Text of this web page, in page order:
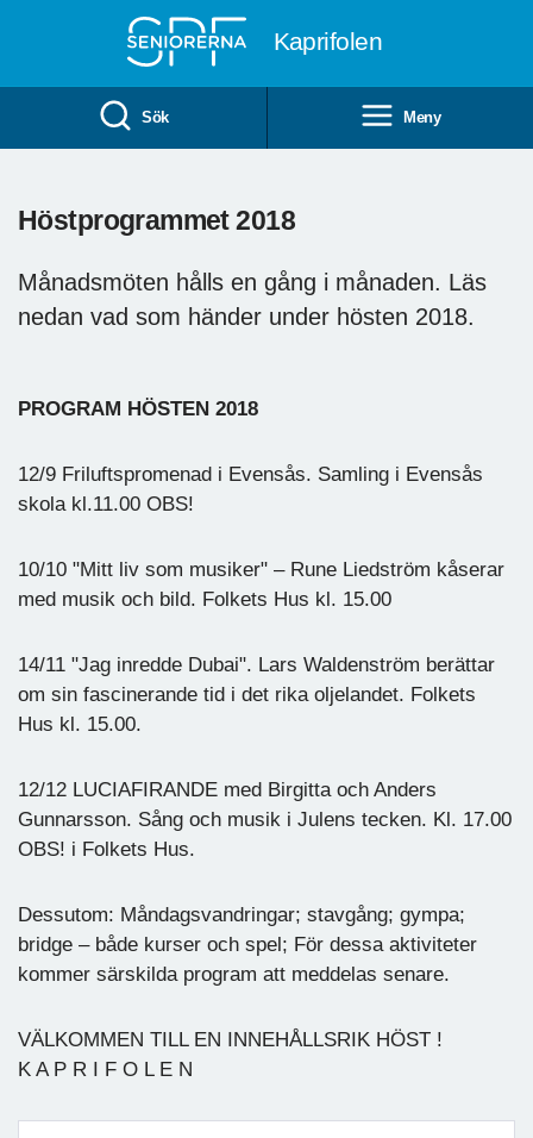
Kaprifolen
Sök Meny
Höstprogrammet 2018
Månadsmöten hålls en gång i månaden. Läs
nedan vad som händer under hösten 2018.
PROGRAM HÖSTEN 2018
12/9 Friluftspromenad i Evensås. Samling i Evensås
skola kl.11.00 OBS!
10/10 "Mitt liv som musiker" – Rune Liedström kåserar
med musik och bild. Folkets Hus kl. 15.00
14/11 "Jag inredde Dubai". Lars Waldenström berättar
om sin fascinerande tid i det rika oljelandet. Folkets
Hus kl. 15.00.
12/12 LUCIAFIRANDE med Birgitta och Anders
Gunnarsson. Sång och musik i Julens tecken. Kl. 17.00
OBS! i Folkets Hus.
Dessutom: Måndagsvandringar; stavgång; gympa;
bridge – både kurser och spel; För dessa aktiviteter
kommer särskilda program att meddelas senare.
VÄLKOMMEN TILL EN INNEHÅLLSRIK HÖST !
K A P R I F O L E N